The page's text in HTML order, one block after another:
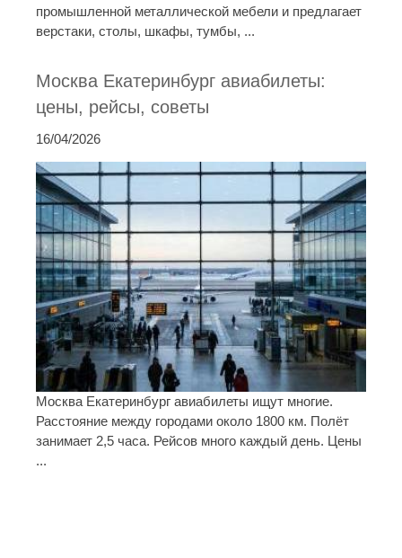
промышленной металлической мебели и предлагает
верстаки, столы, шкафы, тумбы, ...
Москва Екатеринбург авиабилеты:
цены, рейсы, советы
16/04/2026
Москва Екатеринбург авиабилеты ищут многие.
Расстояние между городами около 1800 км. Полёт
занимает 2,5 часа. Рейсов много каждый день. Цены
...